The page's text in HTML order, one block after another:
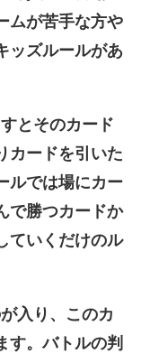
ムが苦手な方や
ッズルールがあ
とそのカード
カードを引いた
ルでは場にカー
で勝つカードか
ていくだけのル
入り、このカ
す。バトルの判